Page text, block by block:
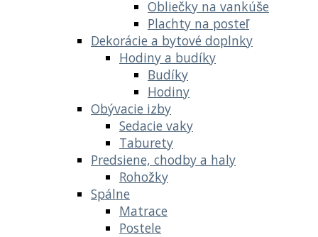
Obliečky na vankúše
Plachty na posteľ
Dekorácie a bytové doplnky
Hodiny a budíky
Budíky
Hodiny
Obývacie izby
Sedacie vaky
Taburety
Predsiene, chodby a haly
Rohožky
Spálne
Matrace
Postele